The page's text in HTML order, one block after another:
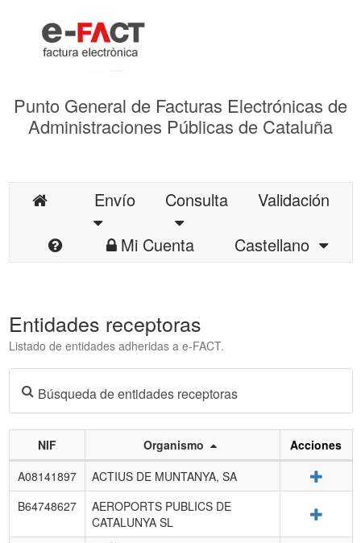
Punto General de Facturas Electrónicas de
Administraciones Públicas de Cataluña
Envío Consulta
Validación
Mi Cuenta
Castellano
Entidades receptoras
Listado de entidades adheridas a e-FACT.
Búsqueda de entidades receptoras
Listado
de
entidades
NIF Organismo
Acciones
A08141897
ACTIUS DE MUNTANYA, SA
B64748627
AEROPORTS PUBLICS DE
CATALUNYA SL